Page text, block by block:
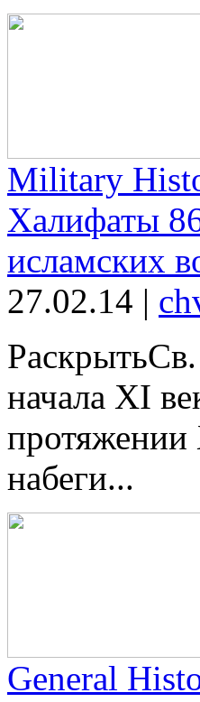
Military
Халифаты
исламских
27.02.14 |
начала XI
протяжении
набеги...
General